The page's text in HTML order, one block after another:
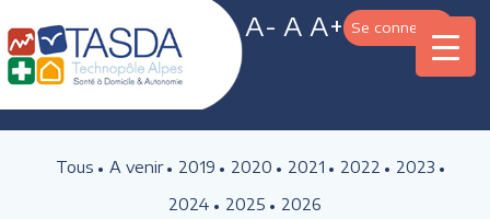
A- A A+ Se connecter
Tous A venir 2019 2020 2021 2022
2023
2024
2025 2026